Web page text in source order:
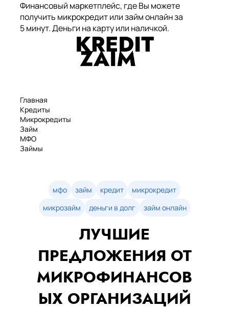
Финансовый маркетплейс, где Вы можете
получить микрокредит или займ онлайн за
5 минут. Деньги на карту или наличкой.
Главная
Кредиты
Микрокредиты
Займ
МФО
Займы
Займы онлайн
Денежные кредиты
мфо займ кредит
микрокредит
микрозайм
деньги в долг займ онлайн
ЛУЧШИЕ
ПРЕДЛОЖЕНИЯ ОТ
МИКРОФИНАНСОВ
ЫХ ОРГАНИЗАЦИЙ